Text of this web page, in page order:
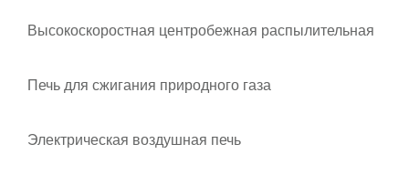
Высокоскоростная центробежная распылительная
сушилка
Печь для сжигания природного газа
Электрическая воздушная печь